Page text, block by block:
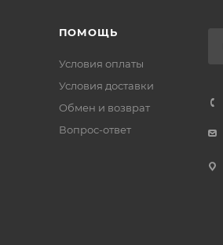
ПОМОЩЬ
Условия оплаты
Условия доставки
Обмен и возврат
Вопрос-ответ